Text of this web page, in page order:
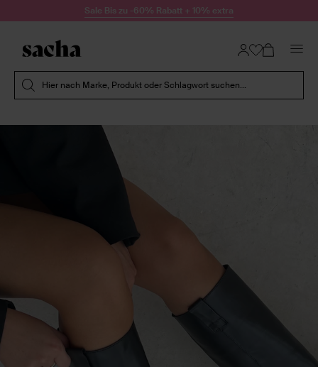
Zum Inhalt springenSale Bis zu -60% Rabatt + 10% extra
Hier nach Marke, Produkt oder Schlagwort suchen...